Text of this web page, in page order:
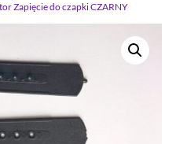
Zapięcie do czapki CZARNY